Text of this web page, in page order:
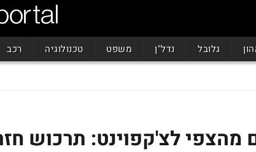
גלובל נדל"ן משפט טכנולוגיה רכב
מהצפי לצ'קפוינט: תרכוש